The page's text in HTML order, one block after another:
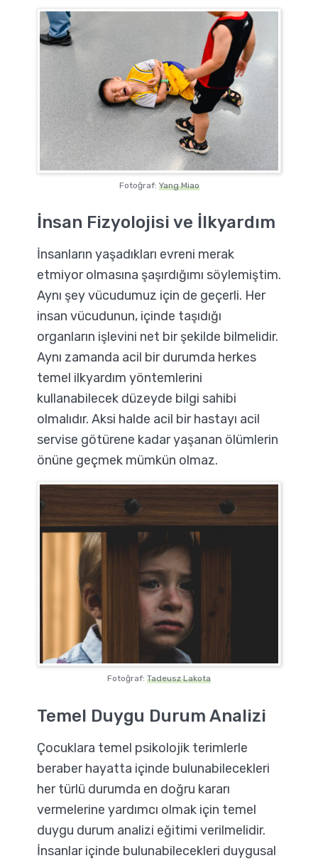
Fotoğraf: Yang Miao
İnsan Fizyolojisi ve İlkyardım
İnsanların yaşadıkları evreni merak
etmiyor olmasına şaşırdığımı söylemiştim.
Aynı şey vücudumuz için de geçerli. Her
insan vücudunun, içinde taşıdığı
organların işlevini net bir şekilde bilmelidir.
Aynı zamanda acil bir durumda herkes
temel ilkyardım yöntemlerini
kullanabilecek düzeyde bilgi sahibi
olmalıdır. Aksi halde acil bir hastayı acil
servise götürene kadar yaşanan ölümlerin
önüne geçmek mümkün olmaz.
Fotoğraf: Tadeusz Lakota
Temel Duygu Durum Analizi
Çocuklara temel psikolojik terimlerle
beraber hayatta içinde bulunabilecekleri
her türlü durumda en doğru kararı
vermelerine yardımcı olmak için temel
duygu durum analizi eğitimi verilmelidir.
İnsanlar içinde bulunabilecekleri duygusal